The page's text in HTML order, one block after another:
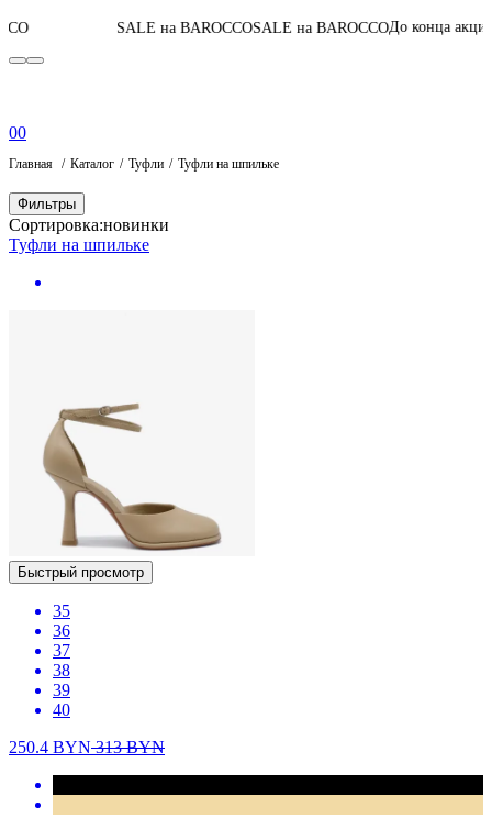
SALE на BAROCCOSALE на BAROCCOДо конца акции05:22:04:26
00
Главная Каталог Туфли Туфли на шпильке
Фильтры
Сортировка:новинки
Туфли на шпильке
Быстрый просмотр
35
36
37
38
39
40
250.4 BYN313BYN